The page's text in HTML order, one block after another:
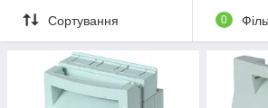
Сортування 0